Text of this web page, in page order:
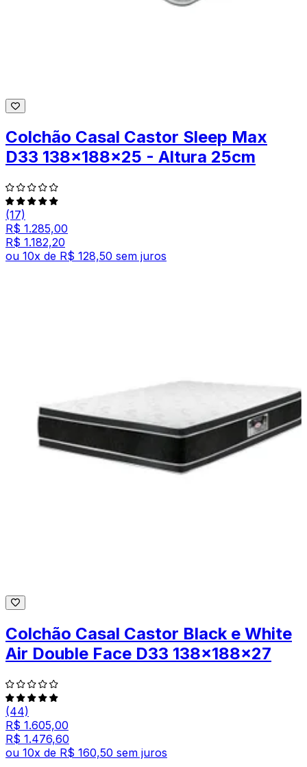
Colchão Casal Castor Sleep Max
D33 138x188x25 - Altura 25cm
(17)
R$ 1.285,00
R$ 1.182,20
ou 10x de R$ 128,50 sem juros
Colchão Casal Castor Black e White
Air Double Face D33 138x188x27
(44)
R$ 1.605,00
R$ 1.476,60
ou 10x de R$ 160,50 sem juros